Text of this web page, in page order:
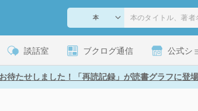
談話室 ブクログ通信 公式シ
お待たせしました！「再読記録」が読書グラフに登場